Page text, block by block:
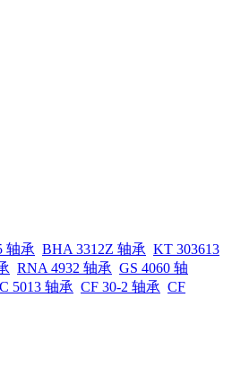
轴承 BHA 3312Z 轴承 KT 303613
RNA 4932 轴承 GS 4060 轴
5013 轴承 CF 30-2 轴承 CF